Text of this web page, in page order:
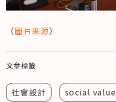
（圖片來源）
文章標籤
社會設計 social value